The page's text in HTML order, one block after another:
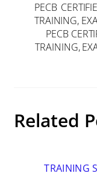
PECB
TRAINING,
PECB
TRAINING,
Related
TRAINING